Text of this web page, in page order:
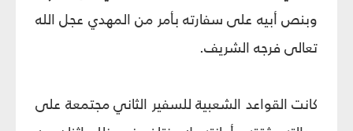
وبنص أبيه على سفارته بأمر من المهدي عجل الله
تعالى فرجه الشريف.
كانت القواعد الشعبية للسفير الثاني مجتمعة على